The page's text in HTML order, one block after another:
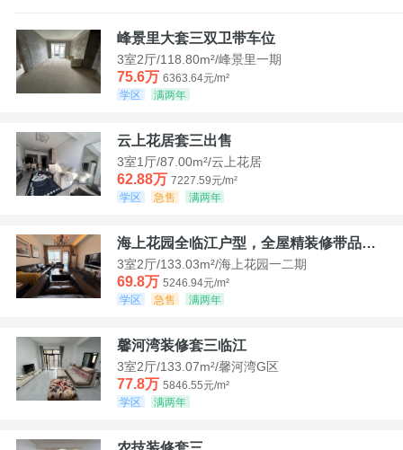
峰景里大套三双卫带车位
3室2厅/118.80m²/峰景里一期
75.6万 6363.64元/m²
学区
满两年
云上花居套三出售
3室1厅/87.00m²/云上花居
62.88万 7227.59元/m²
学区
急售 满两年
海上花园全临江户型，全屋精装修带品牌家具家电，诚意出售！
3室2厅/133.03m²/海上花园一二期
69.8万 5246.94元/m²
学区
急售 满两年
馨河湾装修套三临江
3室2厅/133.07m²/馨河湾G区
77.8万 5846.55元/m²
学区
满两年